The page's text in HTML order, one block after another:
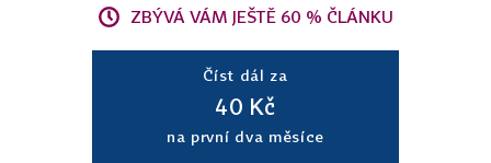
ZBÝVÁ VÁM JEŠTĚ 60 % ČLÁNKU
Číst dál za
40 Kč
na první dva měsíce